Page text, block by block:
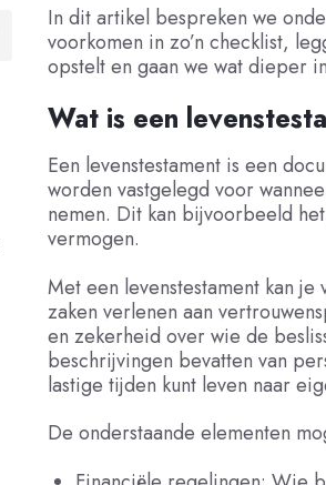
In dit artikel bespreken we
voorkomen in zo’n checklist,
opstelt en gaan we wat dieper
Wat is een
Een levenstestament is een
worden vastgelegd voor
nemen. Dit kan bijvoorbeeld
vermogen.
Met een levenstestament kan
zaken verlenen aan
en zekerheid over wie de
beschrijvingen bevatten van
lastige tijden kunt leven naar
De onderstaande elementen